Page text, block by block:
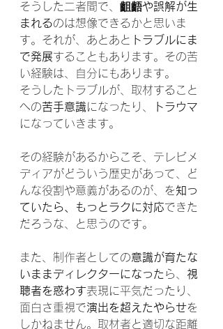
そうした二者間で、 齟齬や誤解が生
まれるのは想像できるかと思いま
す。それが、あとあと トラブルにま
で発展することもあります。その苦
い経験は、自分にもあります。
そうしたトラブルが、取材すること
への苦手意識になったり、
トラウマ
になっていきます。
その経験があるからこそ、テレビメ
ディアがどういう歴史があって、ど
んな役割や意義があるのが、を知っ
ていたら、もっとラクに対応できた
だろうな、と思うのです。
また、制作者としての意識が育たな
いままディレクターになった ら、 視
聴者を惑わす表現に平気だったり、
面白さ重視で演出を超えたやらせを
しかねません。取材者と適切な距離